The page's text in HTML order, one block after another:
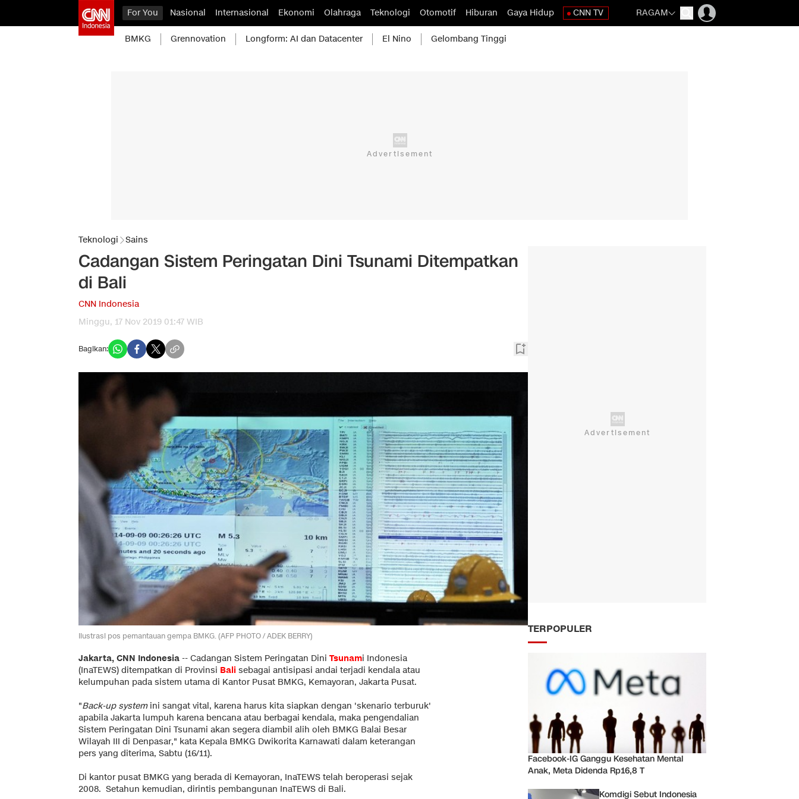
For You Nasional Internasional Ekonomi Olahraga Teknologi Otomotif Hiburan Gaya Hidup CNN TV RAGAM
BMKG Grennovation Longform: AI dan Datacenter El Nino Gelombang Tinggi
Teknologi Sains
Cadangan Sistem Peringatan Dini Tsunami Ditempatkan
di Bali
CNN Indonesia
Minggu, 17 Nov 2019 01:47 WIB
Bagikan:
Ilustrasi pos pemantauan gempa BMKG. (AFP PHOTO / ADEK BERRY)
Jakarta, CNN Indonesia -- Cadangan Sistem Peringatan Dini Tsunami Indonesia
(InaTEWS) ditempatkan di Provinsi Bali sebagai antisipasi andai terjadi kendala atau
kelumpuhan pada sistem utama di Kantor Pusat BMKG, Kemayoran, Jakarta Pusat.
"Back-up systemini sangat vital, karena harus kita siapkan dengan 'skenario terburuk'
apabila Jakarta lumpuh karena bencana atau berbagai kendala, maka pengendalian
Sistem Peringatan Dini Tsunami akan segera diambil alih oleh BMKG Balai Besar
Wilayah III di Denpasar," kata Kepala BMKG Dwikorita Karnawati dalam keterangan
pers yang diterima, Sabtu (16/11).
Di kantor pusat BMKG yang berada di Kemayoran, InaTEWS telah beroperasi sejak
2008. Setahun kemudian, dirintis pembangunan InaTEWS di Bali.
TERPOPULER
Facebook-IG Ganggu Kesehatan Mental
Anak, Meta Didenda Rp16,8 T
Komdigi Sebut Indonesia